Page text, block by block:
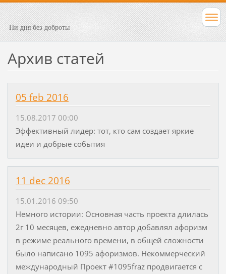
Ни дня без доброты
Архив статей
05 feb 2016
15.08.2017 00:00
Эффективный лидер: тот, кто сам создает яркие
идеи и добрые события
11 dec 2016
15.01.2016 09:50
Немного истории: Основная часть проекта длилась
2г 10 месяцев, ежедневно автор добавлял афоризм
в режиме реального времени, в общей сложности
было написано 1095 афоризмов. Некоммерческий
международный Проект #1095fraz продвигается с